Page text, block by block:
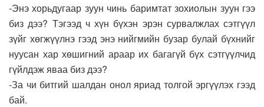
-Энэ хорьдугаар зуун чинь баримтат зохиолын зуун гээ
биз дээ? Тэгээд ч хүн бүхэн эрэн сурвалжлах сэтгүүл
зүйг хөгжүүлнэ гээд энэ нийгмийн бузар булай бүхнийг
нуусан хар хөшигний араар их багагүй бүх сэтгүүлчид
гүйлдэж яваа биз дээ?
-За чи битгий шалдан онол яриад толгой эргүүлэх гээд
бай.